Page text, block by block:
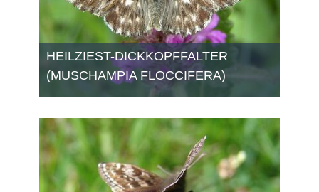
HEILZIEST-DICKKOPFFALTER
(MUSCHAMPIA FLOCCIFERA)